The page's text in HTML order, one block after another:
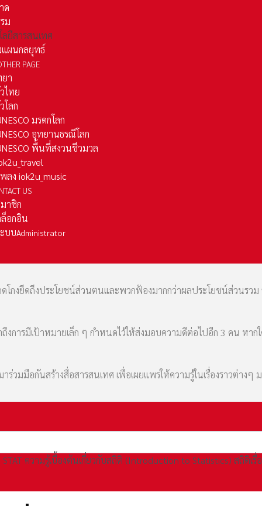
ด
ม
ลยีสารสนเทศ
แผนกลยุทธ์
PAGE
า
ไทย
โลก
มรดกโลก
อุทยานธรณีโลก
พื้นที่สงวนชีวมวล
ลง iok2u_music
US
าชิก
อกอิน
บบAdministrator
โกงยึดถึงประโยชน์ส่วนตนและพวกฟ้องมากกว่าผลประโยชน์ส่วนร
งการมีเป้าหมายเล็ก ๆ กำหนดไว้ให้ส่งมอบความดีต่อไปอีก 3 คน หา
วมมือกันสร้างสื่อสารสนเทศ เพื่อเผยแพร่ให้ความรู้ในเรื่องราวต่างๆ
STAT ความรู้เบื้องต้นเกี่ยวกับสถิติ (Introduction to Statistics) สถิติเรื่